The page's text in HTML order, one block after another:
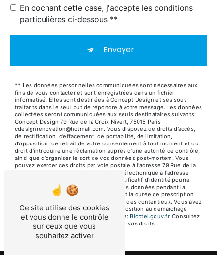
En cochant cette case, j'accepte les conditions
particulières ci-dessous **
Envoyer
** Les données personnelles communiquées sont nécessaires aux
fins de vous contacter et sont enregistrées dans un fichier
informatisé. Elles sont destinées à Concept Design et ses sous-
traitants dans le seul but de répondre à votre message. Les données
collectées seront communiquées aux seuls destinataires suivants:
Concept Design 79 Rue de la Croix Nivert, 75015 Paris
cdesignrenovation@hotmail.com. Vous disposez de droits d’accès,
de rectification, d’effacement, de portabilité, de limitation,
d’opposition, de retrait de votre consentement à tout moment et du
droit d’introduire une réclamation auprès d’une autorité de contrôle,
ainsi que d’organiser le sort de vos données post-mortem. Vous
pouvez exercer ces droits par voie postale à l'adresse 79 Rue de la
Croix Nivert, 75015 Paris ou par courrier électronique à l'adresse
cdesignrenovation@hotmail.com. Un justificatif d'identité pourra
vous être demandé. Nous conservons vos données pendant la
période de prise de contact puis pendant la durée de prescription
légale aux fins probatoires et de gestion des contentieux. Vous avez
le droit de vous inscrire sur la liste d'opposition au démarchage
téléphonique, disponible à cette adresse: Bloctel.gouv.fr. Consultez
le site cnil.fr pour plus d’informations sur vos droits.
Ce site utilise des cookies
et vous donne le contrôle
sur ceux que vous
souhaitez activer